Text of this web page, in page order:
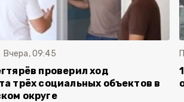
Вчера, 09:45
проверил ход
трёх социальных объектов в
округе